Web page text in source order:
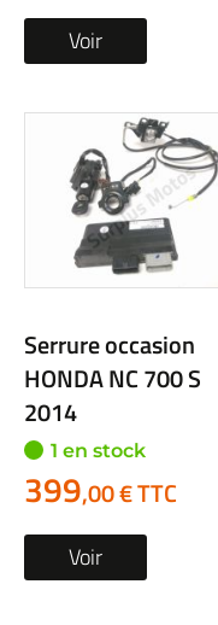
Voir
Serrure occasion
HONDA NC 700 S
2014
1 en stock
399,00 € TTC
Voir